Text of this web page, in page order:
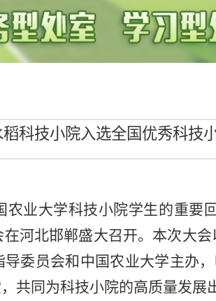
科技小院入选全国优秀科技
业大学科技小院学生的重要
河北邯郸盛大召开。本次大
委员会和中国农业大学主办
共同为科技小院的高质量发展